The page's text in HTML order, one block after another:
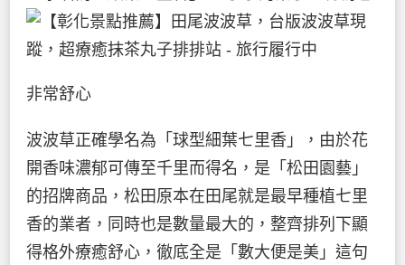
非常舒心
波波草正確學名為「球型細葉七里香」，由於花
開香味濃郁可傳至千里而得名，是「松田園藝」
的招牌商品，松田原本在田尾就是最早種植七里
香的業者，同時也是數量最大的，整齊排列下顯
得格外療癒舒心，徹底全是「數大便是美」這句